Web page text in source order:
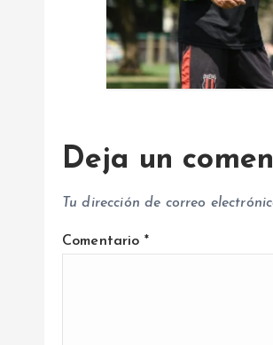
a
d
a
Deja un
Tu dirección de correo
Comentario *